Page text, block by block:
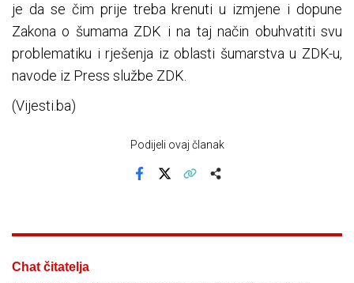
je da se čim prije treba krenuti u izmjene i dopune
Zakona o šumama ZDK i na taj način obuhvatiti svu
problematiku i rješenja iz oblasti šumarstva u ZDK-u,
navode iz Press službe ZDK.
(Vijesti.ba)
Podijeli ovaj članak
Chat čitatelja